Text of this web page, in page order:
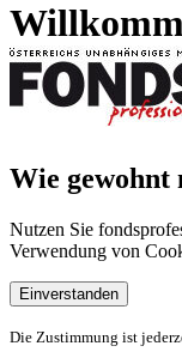
Wie gewohnt
Nutzen Sie
Verwendung von
Einverstanden
Die Zustimmung ist